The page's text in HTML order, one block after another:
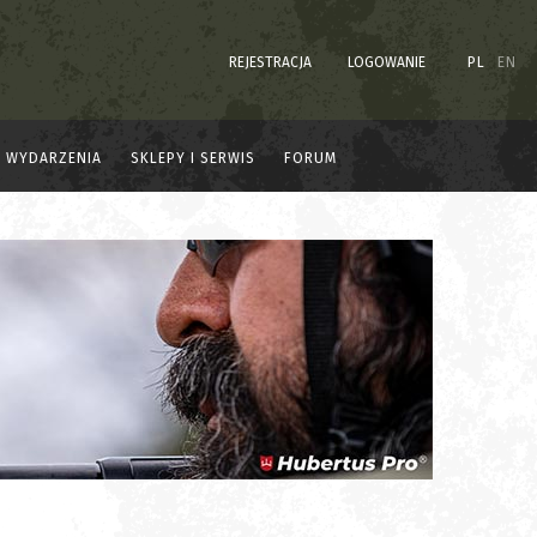
REJESTRACJA LOGOWANIE PL EN
WYDARZENIA SKLEPY I SERWIS FORUM